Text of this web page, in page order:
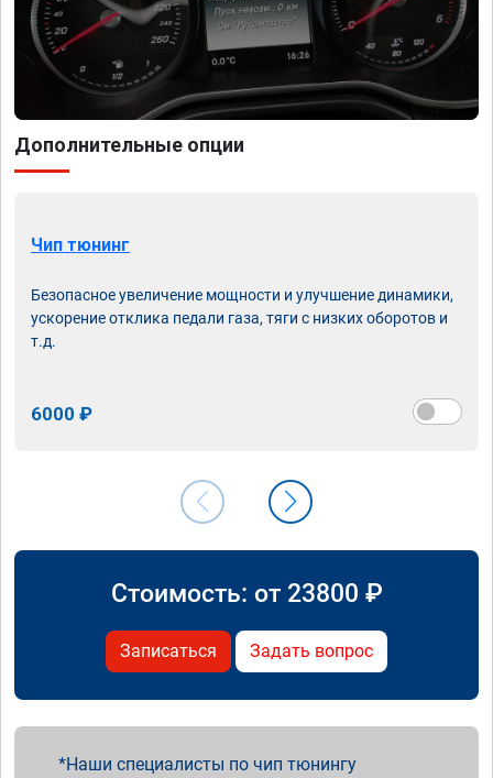
Дополнительные опции
Чип тюнинг
Безопасное увеличение мощности и улучшение динамики,
ускорение отклика педали газа, тяги с низких оборотов и
т.д.
6000 ₽
Стоимость: от 23800 ₽
Записаться Задать вопрос
Наши специалисты по чип тюнингу